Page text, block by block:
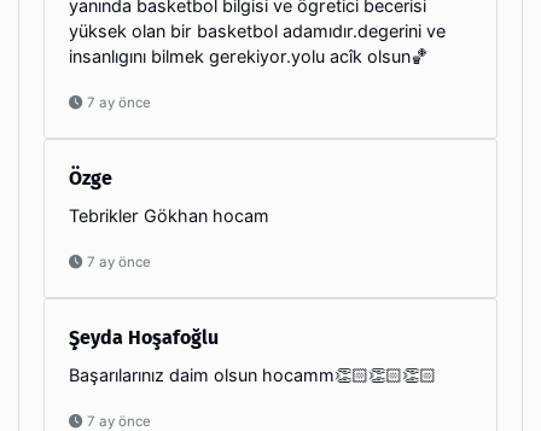
yanında basketbol bilgisi ve ögretici becerisi
yüksek olan bir basketbol adamıdır.degerini ve
insanlıgını bilmek gerekiyor.yolu acîk olsun🏀
7 ay önce
Özge
Tebrikler Gökhan hocam
7 ay önce
Şeyda Hoşafoğlu
Başarılarınız daim olsun hocamm👏🏻👏🏻👏🏻
7 ay önce